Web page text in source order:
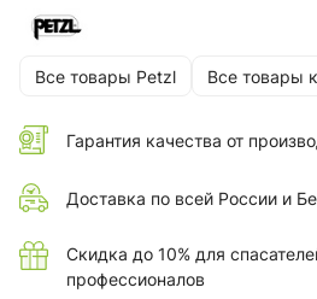
Все товары Petzl Все товары
Гарантия качества от
Доставка по всей России и
Скидка до 10% для
профессионалов